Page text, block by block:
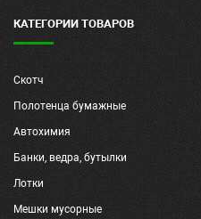
КАТЕГОРИИ ТОВАРОВ
Скотч
Полотенца бумажные
Автохимия
Банки, ведра, бутылки
Лотки
Мешки мусорные